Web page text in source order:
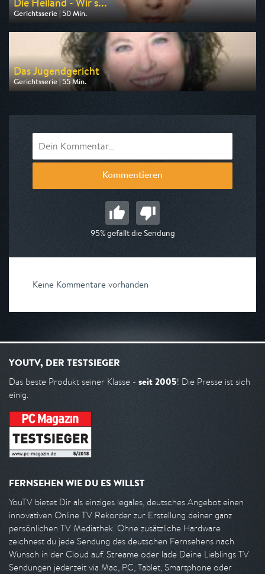
Gerichtsserie | 50 Min.
Ausgestrahlt von MDR
am 08.08.2026, 11:10
Das Jugendgericht
Gerichtsserie | 55 Min.
Ausgestrahlt von RTLup
Kommentieren
95% gefällt die Sendung
Keine Kommentare vorhanden
YOUTV, DER TESTSIEGER
Das beste Produkt seiner Klasse - seit 2005! Die Presse ist sich
einig.
FERNSEHEN WIE DU ES WILLST
YouTV bietet Dir als einziges legales, deutsches Angebot einen
innovativen Online TV Rekorder zur Erstellung deiner ganz
persönlichen TV Mediathek. Ohne zusätzliche Hardware
zeichnest du jede Sendung des deutschen Fernsehens nach
Wunsch in der Cloud auf. Streame oder lade Deine Lieblings TV
Sendungen jederzeit via Mac, PC, Tablet, Smartphone oder